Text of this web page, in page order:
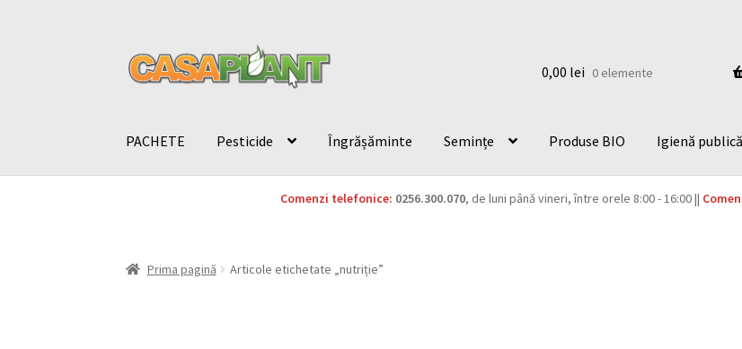
0,00 lei 0 elemente
PACHETE Pesticide Îngrășăminte Semințe Produse BIO Igienă publică
Comenzi telefonice: 0256.300.070, de luni până vineri, între orele 8:00 - 16:00 ||
Prima pagină Articole etichetate „nutriție”